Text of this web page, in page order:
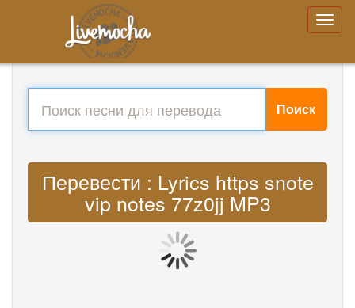
Поиск
Перевести : Lyrics https snote
vip notes 77z0jj MP3